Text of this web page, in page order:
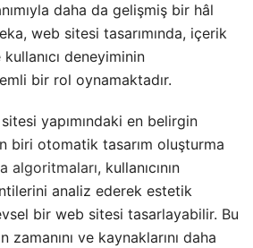
daha da gelişmiş bir hâl
web sitesi tasarımında, içerik
deneyiminin
bir rol oynamaktadır.
yapımındaki en belirgin
biri otomatik tasarım oluşturma
algoritmaları, kullanıcının
analiz ederek estetik
bir web sitesi tasarlayabilir. Bu
zamanını ve kaynaklarını daha